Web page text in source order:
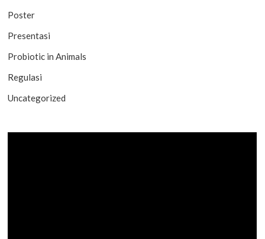
Poster
Presentasi
Probiotic in Animals
Regulasi
Uncategorized